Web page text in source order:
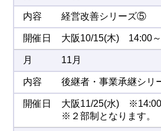
経営改善シリーズ⑤
大阪10/15(木) 14:00
11月
後継者・事業承継シ
大阪11/25(水)
※２部制となります。